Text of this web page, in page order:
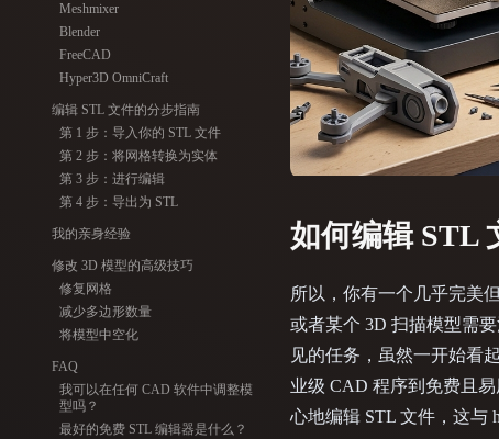
Abstract Anime
Hand-Painted Industrial
Organic Photorealistic Pixel
Meshmixer
Blender
FreeCAD
Hyper3D OmniCraft
编辑 STL 文件的分步指南
第 1 步：导入你的 STL 文件
第 2 步：将网格转换为实体
第 3 步：进行编辑
第 4 步：导出为 STL
我的亲身经验
修改 3D 模型的高级技巧
修复网格
减少多边形数量
将模型中空化
FAQ
我可以在任何 CAD 软件中调整模
型吗？
最好的免费 STL 编辑器是什么？
如何编辑 STL
所以，你有一个几乎完美
或者某个 3D 扫描模型需
见的任务，虽然一开始看
业级 CAD 程序到免费且
心地编辑 STL 文件，这与